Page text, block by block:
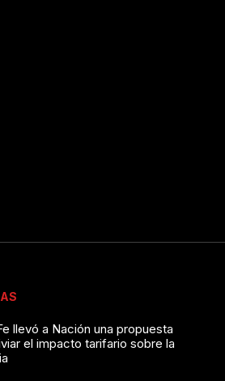
llevó a Nación una propuesta
el impacto tarifario sobre la